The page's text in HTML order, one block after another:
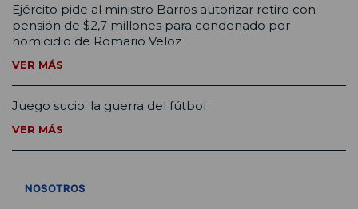
Ejército pide al ministro Barros autorizar retiro con
pensión de $2,7 millones para condenado por
homicidio de Romario Veloz
VER MÁS
Juego sucio: la guerra del fútbol
VER MÁS
NOSOTROS